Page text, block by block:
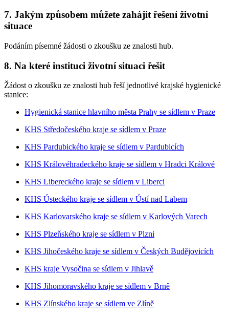
7. Jakým způsobem můžete zahájit řešení životní
situace
Podáním písemné žádosti o zkoušku ze znalosti hub.
8. Na které instituci životní situaci řešit
Žádost o zkoušku ze znalosti hub řeší jednotlivé krajské hygienické
stanice:
Hygienická stanice hlavního města Prahy se sídlem v Praze
KHS Středočeského kraje se sídlem v Praze
KHS Pardubického kraje se sídlem v Pardubicích
KHS Královéhradeckého kraje se sídlem v Hradci Králové
KHS Libereckého kraje se sídlem v Liberci
KHS Ústeckého kraje se sídlem v Ústí nad Labem
KHS Karlovarského kraje se sídlem v Karlových Varech
KHS Plzeňského kraje se sídlem v Plzni
KHS Jihočeského kraje se sídlem v Českých Budějovicích
KHS kraje Vysočina se sídlem v Jihlavě
KHS Jihomoravského kraje se sídlem v Brně
KHS Zlínského kraje se sídlem ve Zlíně